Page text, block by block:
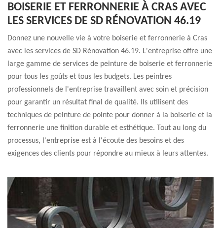
BOISERIE ET FERRONNERIE À CRAS AVEC
LES SERVICES DE SD RÉNOVATION 46.19
Donnez une nouvelle vie à votre boiserie et ferronnerie à Cras
avec les services de SD Rénovation 46.19. L'entreprise offre une
large gamme de services de peinture de boiserie et ferronnerie
pour tous les goûts et tous les budgets. Les peintres
professionnels de l'entreprise travaillent avec soin et précision
pour garantir un résultat final de qualité. Ils utilisent des
techniques de peinture de pointe pour donner à la boiserie et la
ferronnerie une finition durable et esthétique. Tout au long du
processus, l'entreprise est à l'écoute des besoins et des
exigences des clients pour répondre au mieux à leurs attentes.